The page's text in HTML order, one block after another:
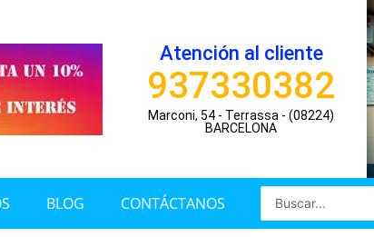
Atención al cliente
937330382
Marconi, 54 - Terrassa - (08224)
BARCELONA
BLOG CONTÁCTANOS
Search
...